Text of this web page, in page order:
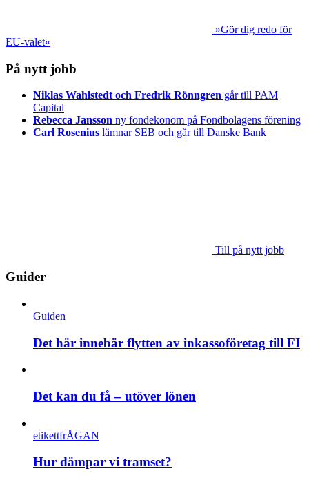
»Gör dig redo för
EU-valet«
På nytt jobb
Niklas Wahlstedt och Fredrik Rönngren går till PAM
Capital
Rebecca Jansson ny fondekonom på Fondbolagens förening
Carl Rosenius lämnar SEB och går till Danske Bank
Till på nytt jobb
Guider
Guiden
Det här innebär flytten av inkassoföretag till FI
Det kan du få – utöver lönen
etikettfrÅGAN
Hur dämpar vi tramset?